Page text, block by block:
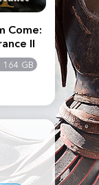
Come:
II
164 GB
The